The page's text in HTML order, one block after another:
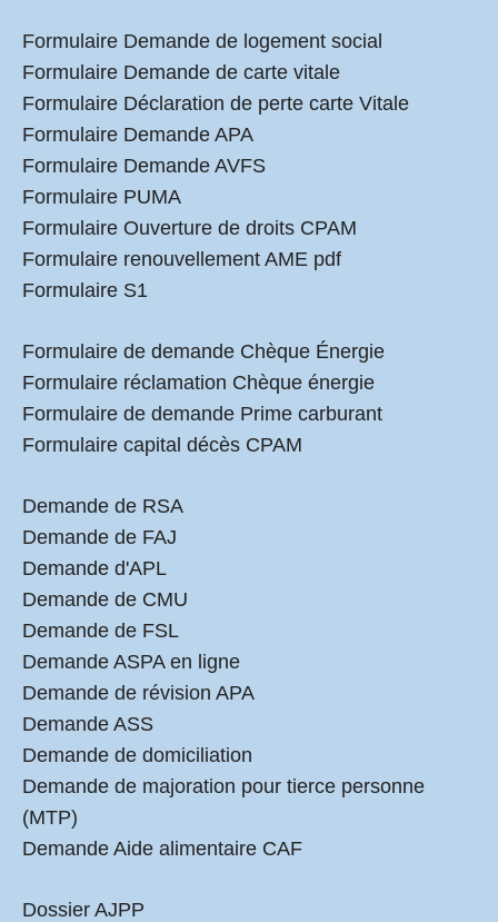
Formulaire Demande de logement social
Formulaire Demande de carte vitale
Formulaire Déclaration de perte carte Vitale
Formulaire Demande APA
Formulaire Demande AVFS
Formulaire PUMA
Formulaire Ouverture de droits CPAM
Formulaire renouvellement AME pdf
Formulaire S1
Formulaire de demande Chèque Énergie
Formulaire réclamation Chèque énergie
Formulaire de demande Prime carburant
Formulaire capital décès CPAM
Demande de RSA
Demande de FAJ
Demande d'APL
Demande de CMU
Demande de FSL
Demande ASPA en ligne
Demande de révision APA
Demande ASS
Demande de domiciliation
Demande de majoration pour tierce personne
(MTP)
Demande Aide alimentaire CAF
Dossier AJPP